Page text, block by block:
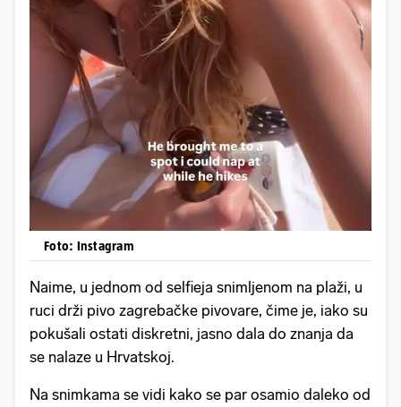
Foto: Instagram
Naime, u jednom od selfieja snimljenom na plaži, u
ruci drži pivo zagrebačke pivovare, čime je, iako su
pokušali ostati diskretni, jasno dala do znanja da
se nalaze u Hrvatskoj.
Na snimkama se vidi kako se par osamio daleko od